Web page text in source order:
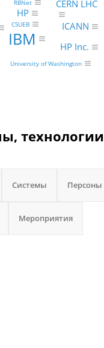
IBM
HP
HP Inc.
ICANN
CERN LHC
RBNet
CSUEB
University of Washington
Системы Персоны
Мероприятия